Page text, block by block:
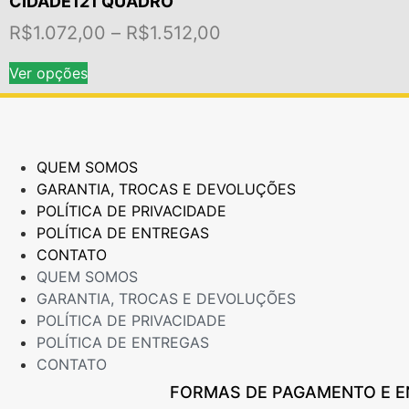
opções
podem
escolhidas
na
produto
R$1.072,00 – R$1.512,00
Ver opçõesEste
produto
As
opções
podem
ser
escolhidas
na
página
do
produto
QUEM SOMOS
GARANTIA, TROCAS E DEVOLUÇÕES
POLÍTICA DE PRIVACIDADE
POLÍTICA DE ENTREGAS
CONTATO
QUEM SOMOS
GARANTIA, TROCAS E DEVOLUÇÕES
POLÍTICA DE PRIVACIDADE
POLÍTICA DE ENTREGAS
CONTATO
FORMAS DE PAGAMENTO E